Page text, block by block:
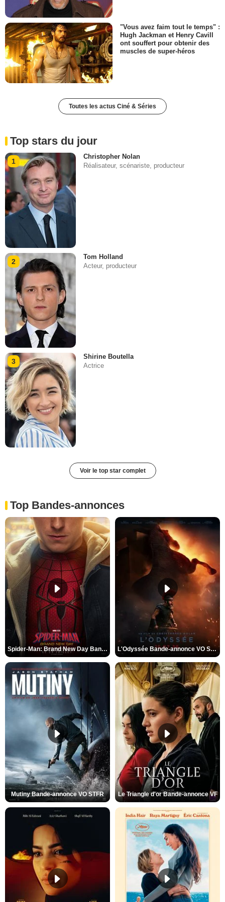
"Vous avez faim tout le temps" :
Hugh Jackman et Henry Cavill
ont souffert pour obtenir des
muscles de super-héros
Toutes les actus Ciné & Séries
Top stars du jour
1
Christopher Nolan
Réalisateur, scénariste, producteur
2
Tom Holland
Acteur, producteur
3
Shirine Boutella
Actrice
Voir le top star complet
Top Bandes-annonces
Spider-Man: Brand New Day Bande-annonce VO STFR L'Odyssée Bande-annonce VO STFR
Mutiny Bande-annonce VO STFR Le Triangle d'or Bande-annonce VF